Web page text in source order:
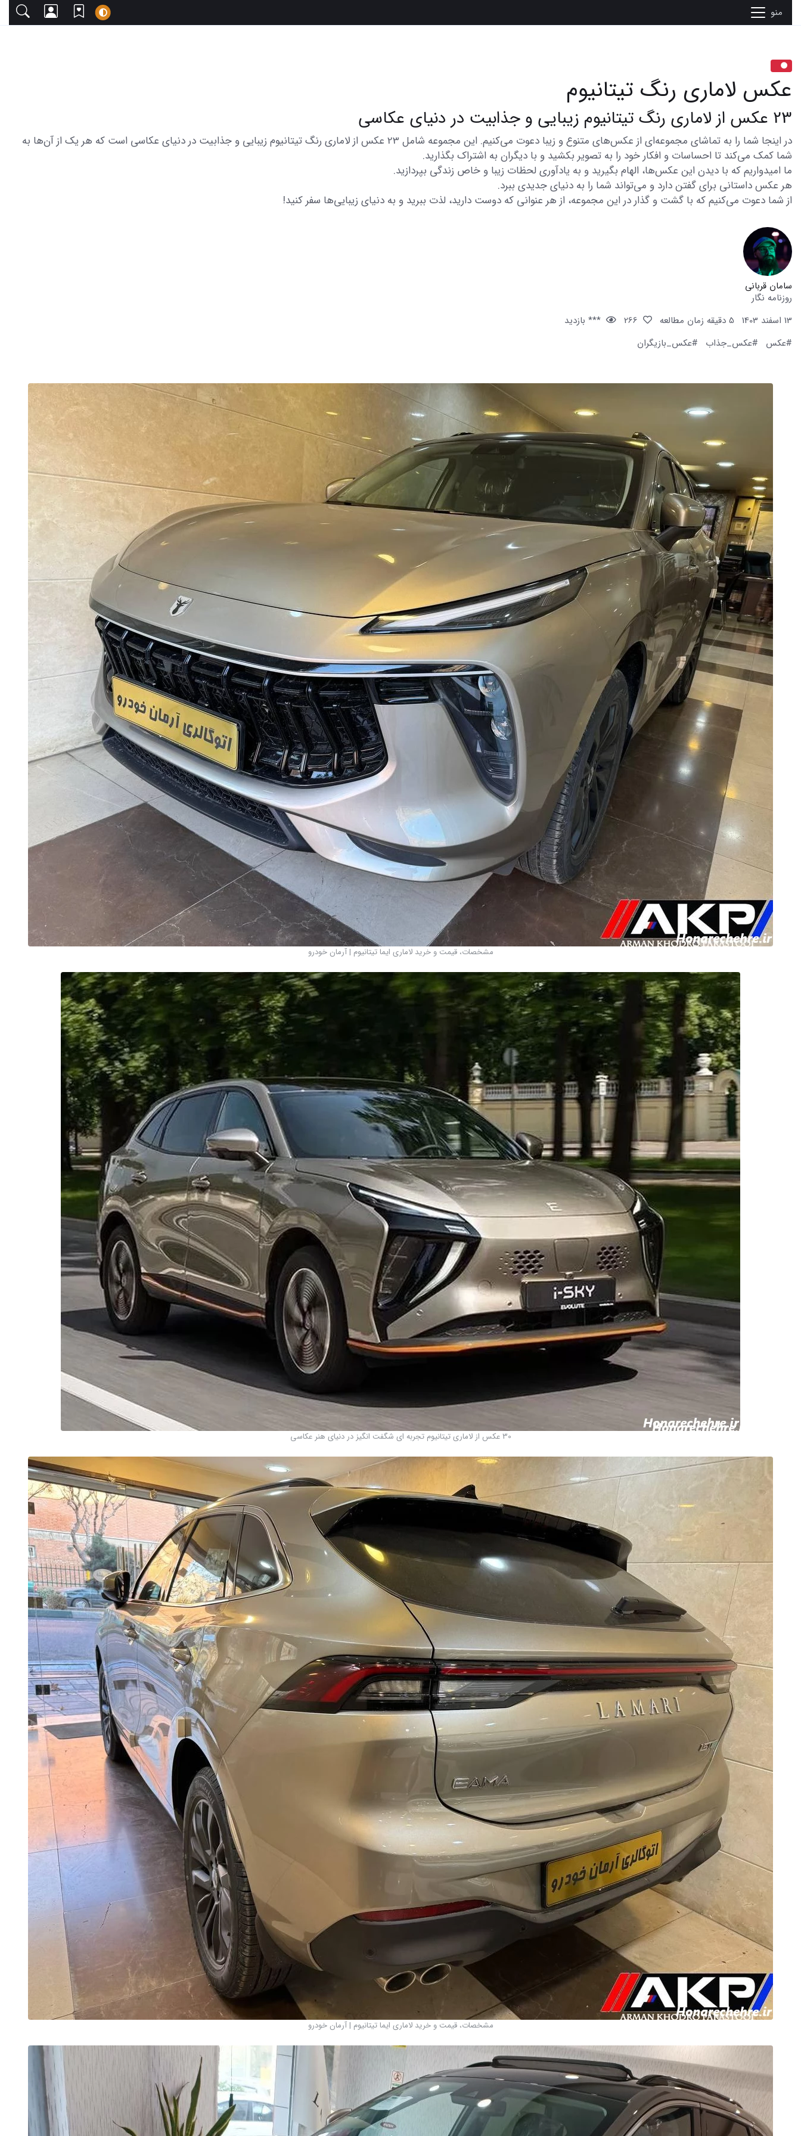
منو
عکس لاماری رنگ تیتانیوم
23 عکس از لاماری رنگ تیتانیوم زیبایی و جذابیت در دنیای عکاسی
در اینجا شما را به تماشای مجموعه‌ای از عکس‌های متنوع و زیبا دعوت می‌کنیم. این مجموعه شامل 23 عکس از لاماری رنگ تیتانیوم زیبایی و جذابیت در دنیای عکاسی است که هر یک از آن‌ها به
شما کمک می‌کند تا احساسات و افکار خود را به تصویر بکشید و با دیگران به اشتراک بگذارید.
ما امیدواریم که با دیدن این عکس‌ها، الهام بگیرید و به یادآوری لحظات زیبا و خاص زندگی بپردازید.
هر عکس داستانی برای گفتن دارد و می‌تواند شما را به دنیای جدیدی ببرد.
از شما دعوت می‌کنیم که با گشت و گذار در این مجموعه، از هر عنوانی که دوست دارید، لذت ببرید و به دنیای زیبایی‌ها سفر کنید!
سامان قربانی
روزنامه نگار
13 اسفند 1403
5 دقیقه زمان مطالعه
*** بازدید
#عکس
#عکس_جذاب #عکس_بازیگران
مشخصات، قیمت و خرید لاماری ایما تیتانیوم | آرمان خودرو
30 عکس از لاماری تیتانیوم تجربه ای شگفت انگیز در دنیای هنر عکاسی
مشخصات، قیمت و خرید لاماری ایما تیتانیوم | آرمان خودرو